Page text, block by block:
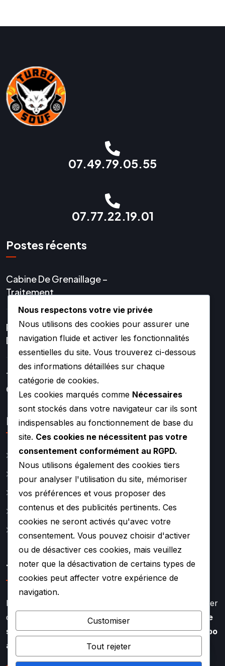
07.49.79.05.55
07.77.22.19.01
Postes récents
Cabine De Grenaillage –
Traitement
Réparation Et Rénovation
De Turbo
Turbos Hybrides Et
Compétition –
Lien rapide
Catalogue
A propos
Contact
Mentions légales
TURBO SOUF
Faire appel à l’expertise de TURBO SOUF, c’est profiter
d’un savoir faire aiguisé depuis plus de
20 ans dans le
secteur de la rénovation et de la réparation de turbo
auto
Nous respectons votre vie privée
Nous utilisons des cookies pour assurer une
navigation fluide et activer les fonctionnalités
essentielles du site. Vous trouverez ci-dessous
des informations détaillées sur chaque
catégorie de cookies.
Les cookies marqués comme Nécessaires
sont stockés dans votre navigateur car ils sont
indispensables au fonctionnement de base du
site. Ces cookies ne nécessitent pas votre
consentement conformément au RGPD.
Nous utilisons également des cookies tiers
pour analyser l'utilisation du site, mémoriser
vos préférences et vous proposer des
contenus et des publicités pertinents. Ces
cookies ne seront activés qu'avec votre
consentement. Vous pouvez choisir d'activer
ou de désactiver ces cookies, mais veuillez
noter que la désactivation de certains types de
cookies peut affecter votre expérience de
navigation.
Customiser
Tout rejeter